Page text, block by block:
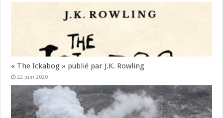
« The Ickabog » publié par J.K. Rowling
22 juin 2020